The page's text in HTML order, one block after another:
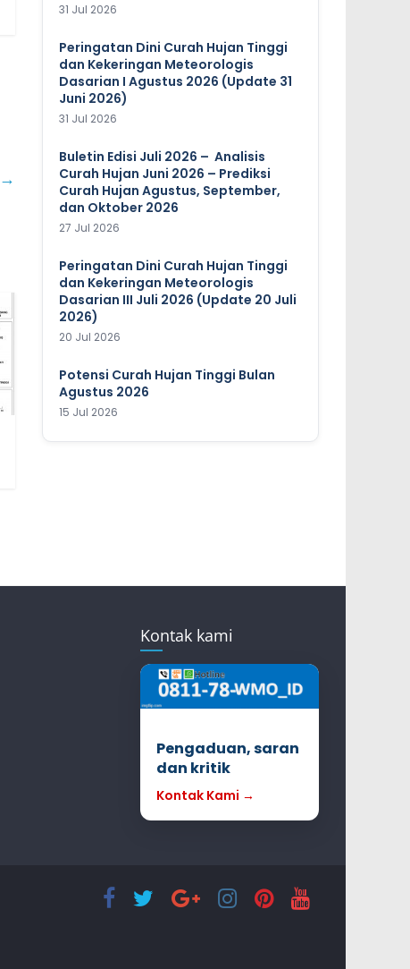
→
31 Jul 2026
Peringatan Dini Curah Hujan Tinggi
dan Kekeringan Meteorologis
Dasarian I Agustus 2026 (Update 31
Juni 2026)
31 Jul 2026
Buletin Edisi Juli 2026 – Analisis
Curah Hujan Juni 2026 – Prediksi
Curah Hujan Agustus, September,
dan Oktober 2026
27 Jul 2026
Peringatan Dini Curah Hujan Tinggi
dan Kekeringan Meteorologis
Dasarian III Juli 2026 (Update 20 Juli
2026)
20 Jul 2026
Potensi Curah Hujan Tinggi Bulan
Agustus 2026
15 Jul 2026
Kontak kami
Pengaduan, saran
dan kritik
Kontak Kami →